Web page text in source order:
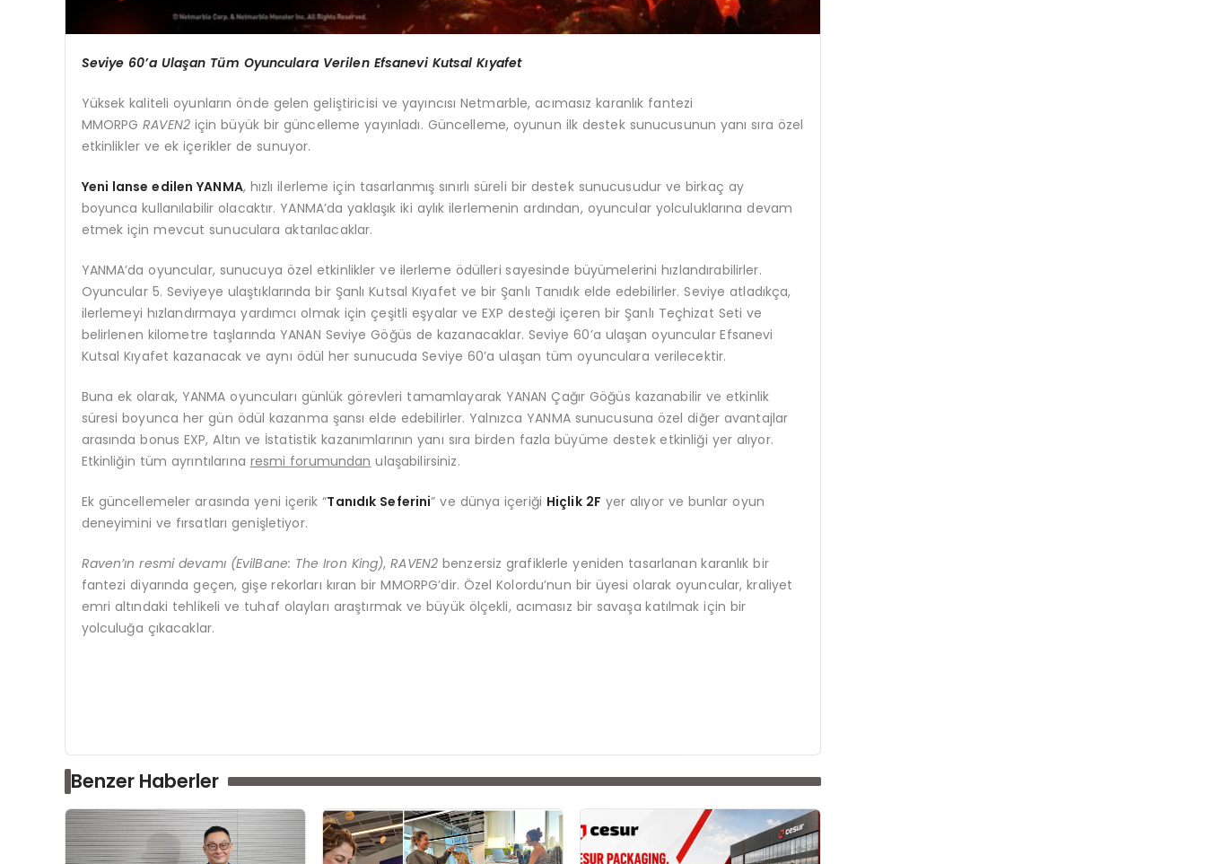
Seviye 60’a Ulaşan Tüm Oyunculara Verilen Efsanevi Kutsal Kıyafet
Yüksek kaliteli oyunların önde gelen geliştiricisi ve yayıncısı Netmarble, acımasız karanlık fantezi
MMORPGRAVEN2 için büyük bir güncelleme yayınladı. Güncelleme, oyunun ilk destek sunucusunun yanı sıra özel
etkinlikler ve ek içerikler de sunuyor.
Yeni lanse edilen YANMA, hızlı ilerleme için tasarlanmış sınırlı süreli bir destek sunucusudur ve birkaç ay
boyunca kullanılabilir olacaktır. YANMA’da yaklaşık iki aylık ilerlemenin ardından, oyuncular yolculuklarına devam
etmek için mevcut sunuculara aktarılacaklar.
YANMA’da oyuncular, sunucuya özel etkinlikler ve ilerleme ödülleri sayesinde büyümelerini hızlandırabilirler.
Oyuncular 5. Seviyeye ulaştıklarında bir Şanlı Kutsal Kıyafet ve bir Şanlı Tanıdık elde edebilirler. Seviye atladıkça,
ilerlemeyi hızlandırmaya yardımcı olmak için çeşitli eşyalar ve EXP desteği içeren bir Şanlı Teçhizat Seti ve
belirlenen kilometre taşlarında YANAN Seviye Göğüs de kazanacaklar. Seviye 60’a ulaşan oyuncular Efsanevi
Kutsal Kıyafet kazanacak ve aynı ödül her sunucuda Seviye 60’a ulaşan tüm oyunculara verilecektir.
Buna ek olarak, YANMA oyuncuları günlük görevleri tamamlayarak YANAN Çağır Göğüs kazanabilir ve etkinlik
süresi boyunca her gün ödül kazanma şansı elde edebilirler. Yalnızca YANMA sunucusuna özel diğer avantajlar
arasında bonus EXP, Altın ve İstatistik kazanımlarının yanı sıra birden fazla büyüme destek etkinliği yer alıyor.
Etkinliğin tüm ayrıntılarına resmi forumundan ulaşabilirsiniz.
Ek güncellemeler arasında yeni içerik “Tanıdık Seferini” ve dünya içeriği Hiçlik 2F yer alıyor ve bunlar oyun
deneyimini ve fırsatları genişletiyor.
Raven’ın resmi devamı (EvilBane: The Iron King),RAVEN2 benzersiz grafiklerle yeniden tasarlanan karanlık bir
fantezi diyarında geçen, gişe rekorları kıran bir MMORPG’dir. Özel Kolordu’nun bir üyesi olarak oyuncular, kraliyet
emri altındaki tehlikeli ve tuhaf olayları araştırmak ve büyük ölçekli, acımasız bir savaşa katılmak için bir
yolculuğa çıkacaklar.
Benzer Haberler